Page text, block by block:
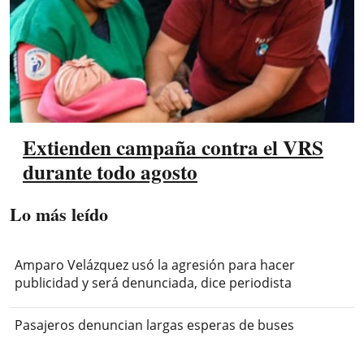
Extienden campaña contra el VRS
durante todo agosto
Lo más leído
Amparo Velázquez usó la agresión para hacer
publicidad y será denunciada, dice periodista
Pasajeros denuncian largas esperas de buses